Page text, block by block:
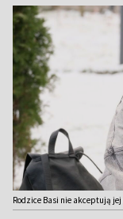
Rodzice Basi nie akceptują jej